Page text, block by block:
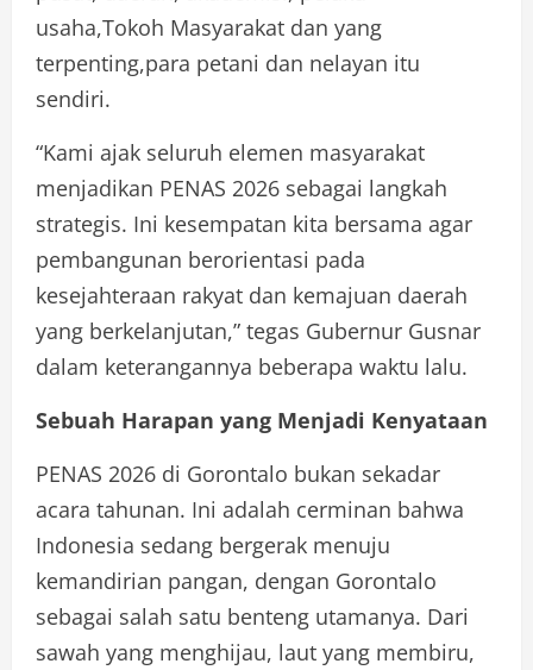
usaha,Tokoh Masyarakat dan yang
terpenting,para petani dan nelayan itu
sendiri.
“Kami ajak seluruh elemen masyarakat
menjadikan PENAS 2026 sebagai langkah
strategis. Ini kesempatan kita bersama agar
pembangunan berorientasi pada
kesejahteraan rakyat dan kemajuan daerah
yang berkelanjutan,” tegas Gubernur Gusnar
dalam keterangannya beberapa waktu lalu.
Sebuah Harapan yang Menjadi Kenyataan
PENAS 2026 di Gorontalo bukan sekadar
acara tahunan. Ini adalah cerminan bahwa
Indonesia sedang bergerak menuju
kemandirian pangan, dengan Gorontalo
sebagai salah satu benteng utamanya. Dari
sawah yang menghijau, laut yang membiru,